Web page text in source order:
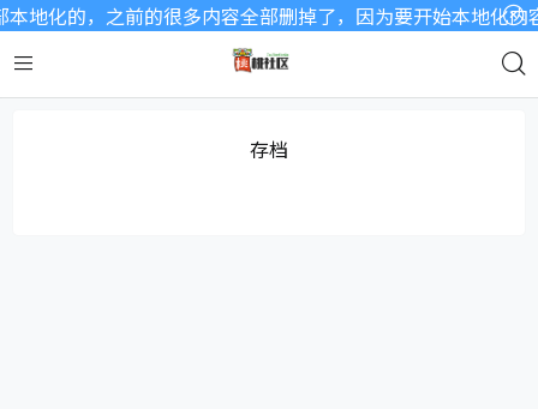
地化的，之前的很多内容全部删掉了，因为要开始本地化
存档